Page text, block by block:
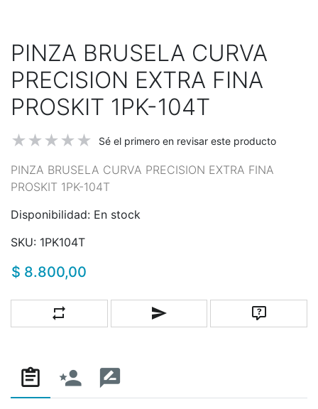
PINZA BRUSELA CURVA
PRECISION EXTRA FINA
PROSKIT 1PK-104T
Sé el primero en revisar este producto
PINZA BRUSELA CURVA PRECISION EXTRA FINA
PROSKIT 1PK-104T
Disponibilidad: En stock
SKU: 1PK104T
$ 8.800,00
Añadir a la lista de comparaciónEscribe un correo a un amigo
Pregunta